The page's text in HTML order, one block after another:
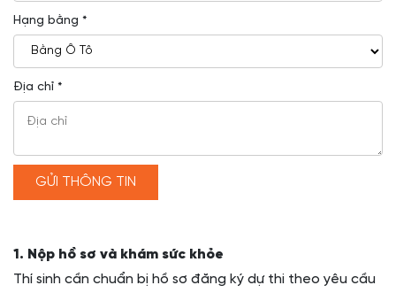
Hạng bằng *
Địa chỉ *
GỬI THÔNG TIN
1. Nộp hồ sơ và khám sức khỏe
Thí sinh cần chuẩn bị hồ sơ đăng ký dự thi theo yêu cầu